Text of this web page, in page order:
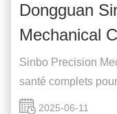
Dongguan
Mechanical
examens de
tous les
Sinbo Precision
santé complets
démonstration
2025-06-11